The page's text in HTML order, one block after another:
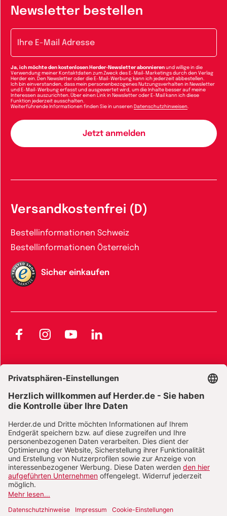
Newsletter bestellen
Ja, ich möchte den kostenlosen Herder-Newsletter abonnieren und willige in die
Verwendung meiner Kontaktdaten zum Zweck des E-Mail-Marketings durch den Verlag
Herder ein. Den Newsletter oder die E-Mail-Werbung kann ich jederzeit abbestellen.
Ich bin einverstanden, dass mein personenbezogenes Nutzungsverhalten in Newsletter
und E-Mail-Werbung erfasst und ausgewertet wird, um die Inhalte besser auf meine
Interessen auszurichten. Über einen Link in Newsletter oder E-Mail kann ich diese
Funktion jederzeit ausschalten.
Weiterführende Informationen finden Sie in unseren Datenschutzhinweisen.
Versandkostenfrei (D)
Bestellinformationen Schweiz
Bestellinformationen Österreich
Sicher einkaufen
FacebookInstagramYouTubeLinkedIn
Widerrufsbelehrung E-Books
Widerrufsbelehrung Zeitschriften Datenschutz
Datenschutz Social Media Barrierefreiheit
Vertrag widerrufen